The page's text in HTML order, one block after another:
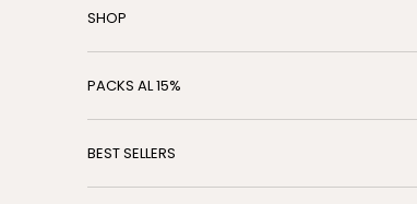
SHOP
PACKS AL 15%
BEST SELLERS